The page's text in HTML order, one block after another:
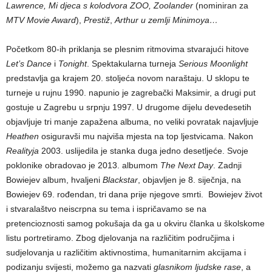
Lawrence, Mi djeca s kolodvora ZOO, Zoolander (nominiran za
MTV Movie Award), Prestiž Arthur u zemlji Minimoya…
Početkom 80-ih priklanja se plesnim ritmovima stvarajući hitove
Let’s Dance i Tonight. Spektakularna turneja Serious Moonlight
predstavlja ga krajem 20. stoljeća novom naraštaju. U sklopu te
turneje u rujnu 1990. napunio je zagrebački Maksimir, a drugi put
gostuje u Zagrebu u srpnju 1997. U drugome dijelu devedesetih
objavljuje tri manje zapažena albuma, no veliki povratak najavljuje
Heathen osiguravši mu najviša mjesta na top ljestvicama. Nakon
Realityja 2003. uslijedila je stanka duga jedno desetljeće. Svoje
poklonike obradovao je 2013. albumom The Next Day. Zadnji
Bowiejev album, hvaljeni Blackstar , objavljen je 8. siječnja, na
Bowiejev 69. rođendan, tri dana prije njegove smrti. Bowiejev život
i stvaralaštvo neiscrpna su tema i ispričavamo se na
pretencioznosti samog pokušaja da ga u okviru članka u školskome
listu portretiramo. Zbog djelovanja na različitim područjima i
sudjelovanja u različitim aktivnostima, humanitarnim akcijama i
podizanju svijesti, možemo ga nazvati glasnikom ljudske rase , a